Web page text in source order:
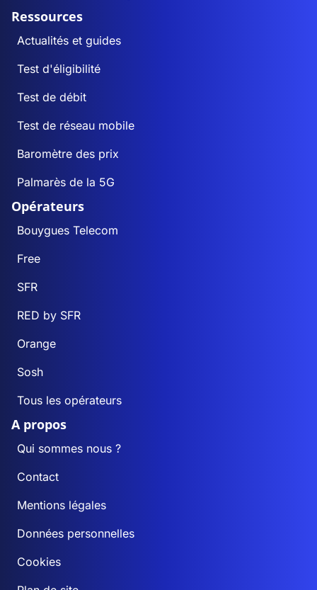
Ressources
Actualités et guides
Test d'éligibilité
Test de débit
Test de réseau mobile
Baromètre des prix
Palmarès de la 5G
Opérateurs
Bouygues Telecom
Free
SFR
RED by SFR
Orange
Sosh
Tous les opérateurs
A propos
Qui sommes nous ?
Contact
Mentions légales
Données personnelles
Cookies